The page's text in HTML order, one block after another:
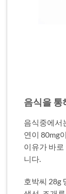
음식을 통
음식중에서
연이 80mg
이유가 바
니다.
호박씨 28g